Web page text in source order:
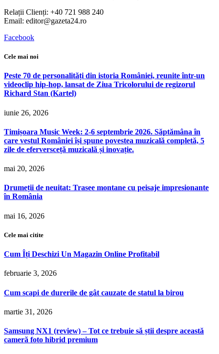
Relații Clienți: +40 721 988 240
Email: editor@gazeta24.ro
Facebook
Cele mai noi
Peste 70 de personalități din istoria României, reunite într-un
videoclip hip-hop, lansat de Ziua Tricolorului de regizorul
Richard Stan (Kartel)
iunie 26, 2026
Timișoara Music Week: 2-6 septembrie 2026. Săptămâna în
care vestul României își spune povestea muzicală completă, 5
zile de eferversceță muzicală și inovație.
mai 20, 2026
Drumeții de neuitat: Trasee montane cu peisaje impresionante
în România
mai 16, 2026
Cele mai citite
Cum Îți Deschizi Un Magazin Online Profitabil
februarie 3, 2026
Cum scapi de durerile de gât cauzate de statul la birou
martie 31, 2026
Samsung NX1 (review) – Tot ce trebuie să știi despre această
cameră foto hibrid premium